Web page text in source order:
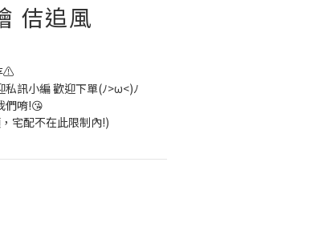
佶追風
⚠️
私訊小編 歡迎下單(ﾉ>ω<)ﾉ
們唷!😘
宅配不在此限制內!)